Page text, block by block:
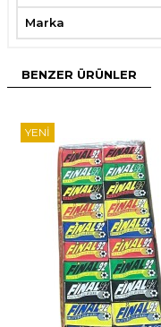
Marka
BENZER ÜRÜNLER
YENI